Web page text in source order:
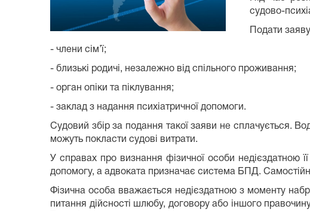
судово-
Подати
- члени сім’ї;
- близькі родичі, незалежно від спільного проживання;
- орган опіки та піклування;
- заклад з надання психіатричної допомоги.
Судовий збір за подання такої заяви не сплачується.
можуть покласти судові витрати.
У справах про визнання фізичної особи недієздатною
допомогу, а адвоката призначає система БПД.
Фізична особа вважається недієздатною з моменту
питання дійсності шлюбу, договору або іншого